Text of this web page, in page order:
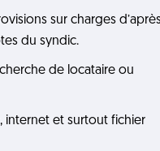
sur charges
du syndic.
de locataire ou
internet et surtout fichier